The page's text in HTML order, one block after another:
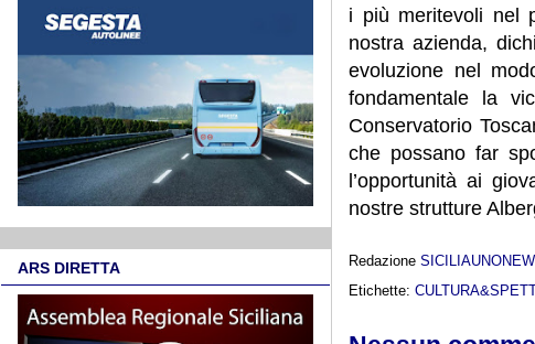
i più meritevoli nel
nostra azienda,
evoluzione nel
fondamentale la
Conservatorio
che possano far
l’opportunità ai
nostre strutture
Redazione
Etichette:
ARS DIRETTA